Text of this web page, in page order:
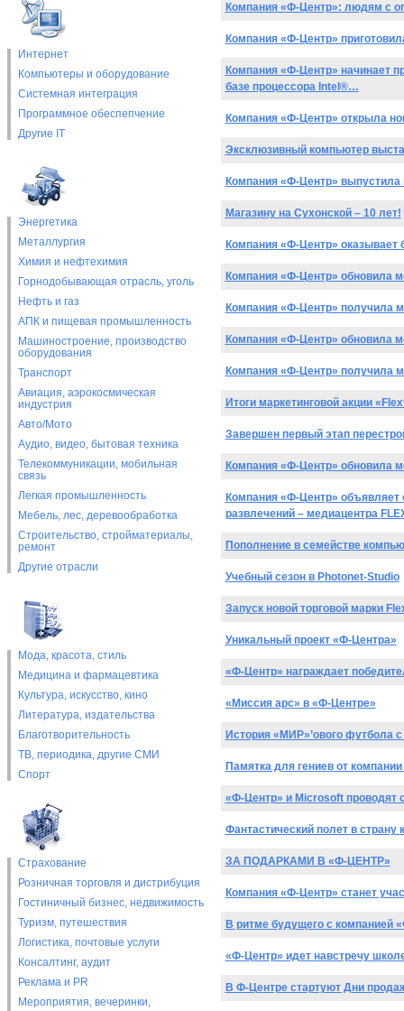
Интернет
Компьютеры и оборудование
Системная интеграция
Программное обеспепчение
Другие IT
Энергетика
Металлургия
Химия и нефтехимия
Горнодобывающая отрасль, уголь
Нефть и газ
АПК и пищевая промышленность
Машиностроение, производство
оборудования
Транспорт
Авиация, аэрокосмическая
индустрия
Авто/Мото
Аудио, видео, бытовая техника
Телекоммуникации, мобильная
связь
Легкая промышленность
Мебель, лес, деревообработка
Строительство, стройматериалы,
ремонт
Другие отрасли
Мода, красота, стиль
Медицина и фармацевтика
Культура, искусство, кино
Литература, издательства
Благотворительность
ТВ, периодика, другие СМИ
Спорт
Страхование
Розничная торговля и дистрибуция
Гостиничный бизнес, недвижимость
Туризм, путешествия
Логистика, почтовые услуги
Консалтинг, аудит
Реклама и PR
Мероприятия, вечеринки,
Компания «Ф-Центр»: людям с
Компания «Ф-Центр»
Компания «Ф-Центр» начинает
базе процессора Intel®…
Компания «Ф-Центр» открыла
Эксклюзивный компьютер
Компания «Ф-Центр» выпустила
Магазину на Сухонской – 10 лет!
Компания «Ф-Центр»
Компания «Ф-Центр» обновила
Компания «Ф-Центр» получила
Компания «Ф-Центр» обновила
Компания «Ф-Центр» получила
Итоги маркетинговой акции
Завершен первый этап
Компания «Ф-Центр» обновила
Компания «Ф-Центр»
развлечений – медиацентра
Пополнение в семействе
Учебный сезон в Photonet-Studio
Запуск новой торговой марки
Уникальный проект «Ф-Центра»
«Ф-Центр» награждает
«Миссия apc» в «Ф-Центре»
История «МИР»’ового футбола
Памятка для гениев от
«Ф-Центр» и Microsoft проводят
Фантастический полет в страну
ЗА ПОДАРКАМИ В «Ф-ЦЕНТР»
Компания «Ф-Центр» станет
В ритме будущего с компанией
«Ф-Центр» идет навстречу
В Ф-Центре стартуют Дни